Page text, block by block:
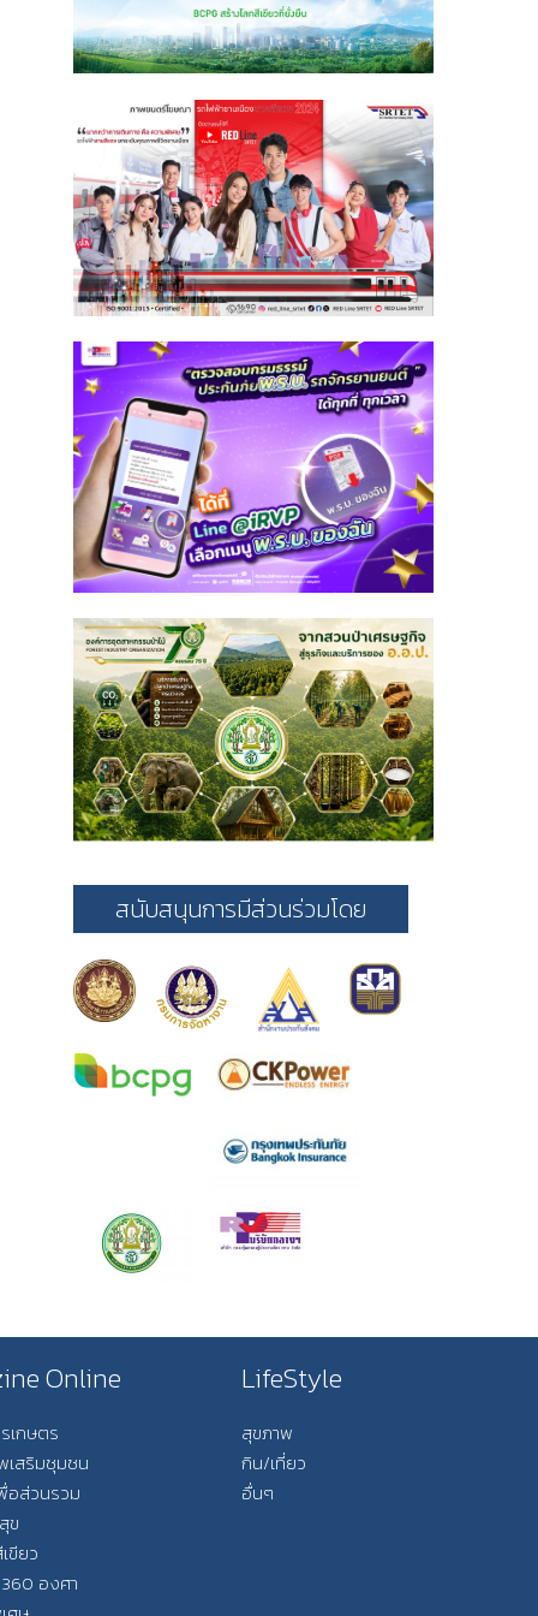
สนับสนุนการมีส่วนร่วมโดย
Online
เกษตร
เสริมชุมชน
อส่วนรวม
ข
ขียว
องศา
LifeStyle
สุขภาพ
กิน/เที่ยว
อื่นๆ